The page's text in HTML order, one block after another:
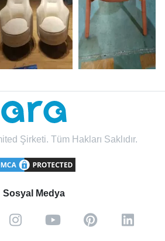
Şirketi. Tüm Hakları Saklıdır.
Sosyal Medya